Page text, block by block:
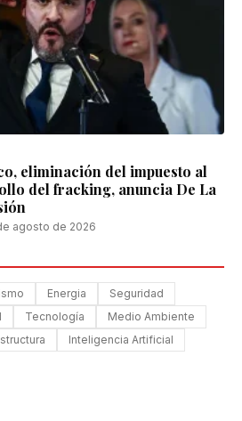
eliminación del impuesto al
del fracking, anuncia De La
agosto de 2026
Energia
Seguridad
Tecnología
Medio Ambiente
Inteligencia Artificial